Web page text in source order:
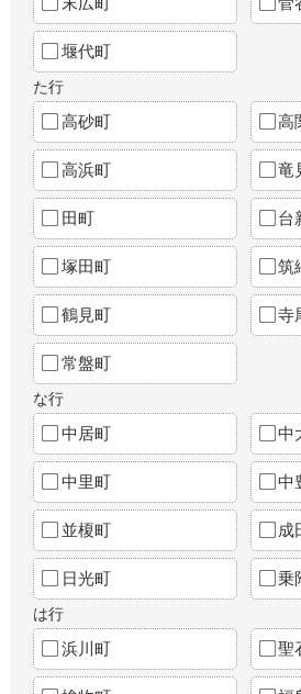
堰代町
た行
高砂町 高
高浜町 竜
田町 台
塚田町 筑
鶴見町 寺
常盤町
な行
中居町 中
中里町 中
並榎町 成
日光町 乗
は行
浜川町 聖